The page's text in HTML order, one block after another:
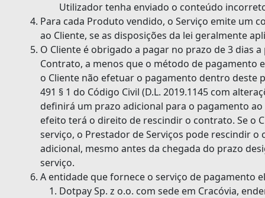
Utilizador tenha enviado o conteúdo
Para cada Produto vendido, o Serviço emite um
ao Cliente, se as disposições da lei geralmente
O Cliente é obrigado a pagar no prazo de 3 dias
Contrato, a menos que o método de pagamento
o Cliente não efetuar o pagamento dentro deste
491 § 1 do Código Civil (D.L. 2019.1145 com
definirá um prazo adicional para o pagamento
efeito terá o direito de rescindir o contrato. Se o
serviço, o Prestador de Serviços pode rescindir
adicional, mesmo antes da chegada do prazo
serviço.
A entidade que fornece o serviço de pagamento
Dotpay Sp. z o.o. com sede em Cracóvia,